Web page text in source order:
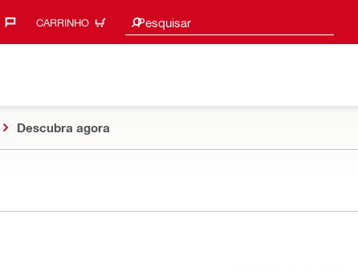
CARRINHO Pesquisar
Procurar sugestões
Descubra agora